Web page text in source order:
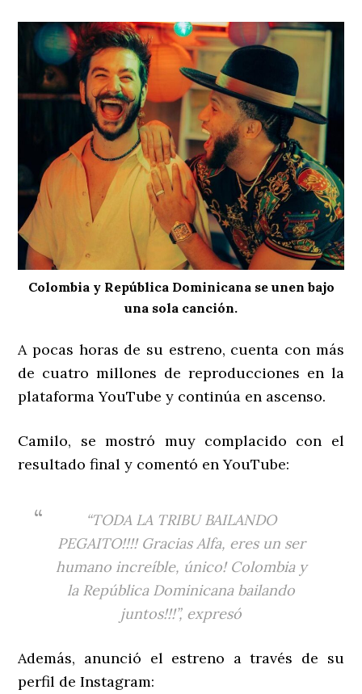
Colombia y República Dominicana se unen bajo
una sola canción.
A pocas horas de su estreno, cuenta con más
de cuatro millones de reproducciones en la
plataforma YouTube y continúa en ascenso.
Camilo, se mostró muy complacido con el
resultado final y comentó en YouTube:
“TODA LA TRIBU BAILANDO
PEGAITO!!!! Gracias Alfa, eres un ser
humano increíble, único! Colombia y
la República Dominicana bailando
juntos!!!”, expresó
Además, anunció el estreno a través de su
perfil de Instagram: